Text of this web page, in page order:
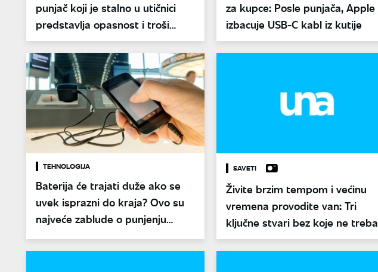
punjač koji je stalno u utičnici
predstavlja opasnost i troši
struju?
za kupce: Posle punjača, Apple
izbacuje USB-C kabl iz kutije
TEHNOLOGIJA
Baterija će trajati duže ako se
uvek isprazni do kraja? Ovo su
najveće zablude o punjenju
mobilnog telefona
SAVETI
Živite brzim tempom i većinu
vremena provodite van: Tri
ključne stvari bez koje ne treba
izaći iz kuće